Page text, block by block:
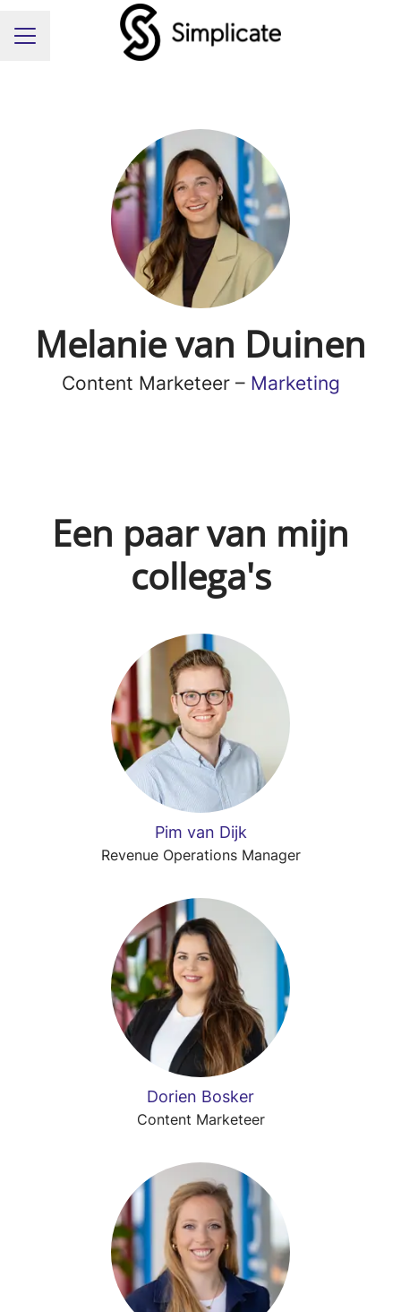
Carrièremenu
Melanie van Duinen
Content Marketeer – Marketing
Een paar van mijn
collega's
Pim van Dijk
Revenue Operations Manager
Dorien Bosker
Content Marketeer